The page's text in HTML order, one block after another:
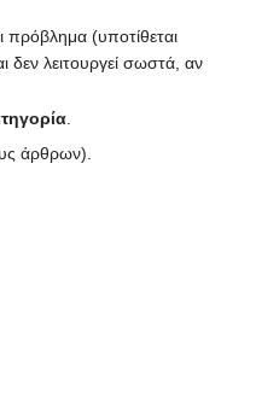
πρόβλημα (υποτίθεται
δεν λειτουργεί σωστά, αν
άρθρων).